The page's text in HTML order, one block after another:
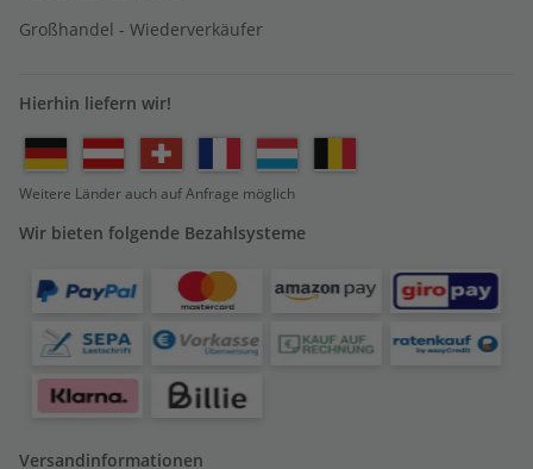
Großhandel - Wiederverkäufer
Hierhin liefern wir!
Weitere Länder auch auf Anfrage möglich
Wir bieten folgende Bezahlsysteme
Versandinformationen